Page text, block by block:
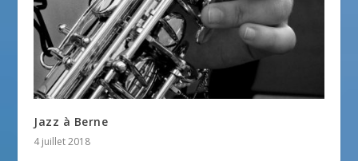
Jazz à Berne
4 juillet 2018